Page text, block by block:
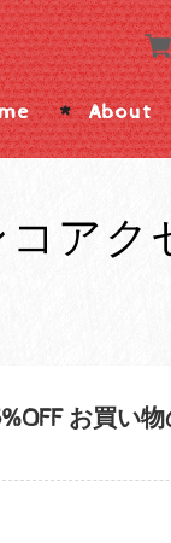
About
アク
お買い